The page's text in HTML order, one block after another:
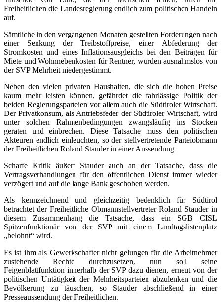
Freiheitlichen die Landesregierung endlich zum politischen Handeln
auf.
Sämtliche in den vergangenen Monaten gestellten Forderungen nach
einer Senkung der Treibstoffpreise, einer Abfederung der
Stromkosten und eines Inflationsausgleichs bei den Beiträgen für
Miete und Wohnnebenkosten für Rentner, wurden ausnahmslos von
der SVP Mehrheit niedergestimmt.
Neben den vielen privaten Haushalten, die sich die hohen Preise
kaum mehr leisten können, gefährdet die fahrlässige Politik der
beiden Regierungsparteien vor allem auch die Südtiroler Wirtschaft.
Der Privatkonsum, als Antriebsfeder der Südtiroler Wirtschaft, wird
unter solchen Rahmenbedingungen zwangsläufig ins Stocken
geraten und einbrechen. Diese Tatsache muss den politischen
Akteuren endlich einleuchten, so der stellvertretende Parteiobmann
der Freiheitlichen Roland Stauder in einer Aussendung.
Scharfe Kritik äußert Stauder auch an der Tatsache, dass die
Vertragsverhandlungen für den öffentlichen Dienst immer wieder
verzögert und auf die lange Bank geschoben werden.
Als kennzeichnend und gleichzeitig bedenklich für Südtirol
betrachtet der Freiheitliche Obmannstellvertreter Roland Stauder in
diesem Zusammenhang die Tatsache, dass ein SGB CISL
Spitzenfunktionär von der SVP mit einem Landtagslistenplatz
„belohnt“ wird.
Es ist ihm als Gewerkschafter nicht gelungen für die Arbeitnehmer
zustehende Rechte durchzusetzen, nun soll seine
Feigenblattfunktion innerhalb der SVP dazu dienen, erneut von der
politischen Untätigkeit der Mehrheitsparteien abzulenken und die
Bevölkerung zu täuschen, so Stauder abschließend in einer
Presseaussendung der Freiheitlichen.